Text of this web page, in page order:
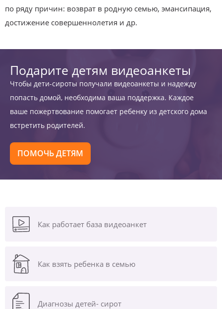
по ряду причин: возврат в родную семью, эмансипация,
достижение совершеннолетия и др.
Подарите детям видеоанкеты
Чтобы дети-сироты получали видеоанкеты и надежду
попасть домой, необходима ваша поддержка. Каждое
ваше пожертвование помогает ребенку из детского дома
встретить родителей.
ПОМОЧЬ ДЕТЯМ
Как работает база видеоанкет
Как взять ребенка в семью
Диагнозы детей- сирот